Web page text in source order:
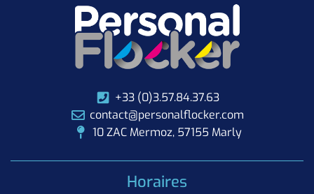
+33 (0)3.57.84.37.63
contact@personalflocker.com
10 ZAC Mermoz, 57155 Marly
Horaires